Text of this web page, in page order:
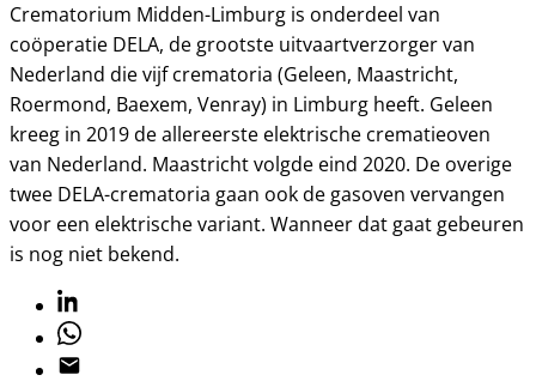
Crematorium Midden-Limburg is onderdeel van
coöperatie DELA, de grootste uitvaartverzorger van
Nederland die vijf crematoria (Geleen, Maastricht,
Roermond, Baexem, Venray) in Limburg heeft. Geleen
kreeg in 2019 de allereerste elektrische crematieoven
van Nederland. Maastricht volgde eind 2020. De overige
twee DELA-crematoria gaan ook de gasoven vervangen
voor een elektrische variant. Wanneer dat gaat gebeuren
is nog niet bekend.
Linkedin
Whatsapp
Email